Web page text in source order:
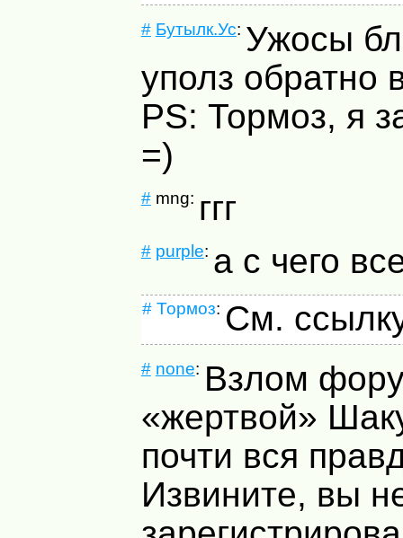
# Бутылк.Ус: Ужосы
уполз обратно
PS: Тормоз, я
=)
#mng: ггг
# purple: а с чего
# Тормоз: См.
# none: Взлом
«жертвой»
почти вся
Извините, вы